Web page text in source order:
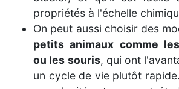
propriétés à l'échelle
On peut aussi choisir des
petits animaux comme
ou les souris, qui ont
un cycle de vie plutôt